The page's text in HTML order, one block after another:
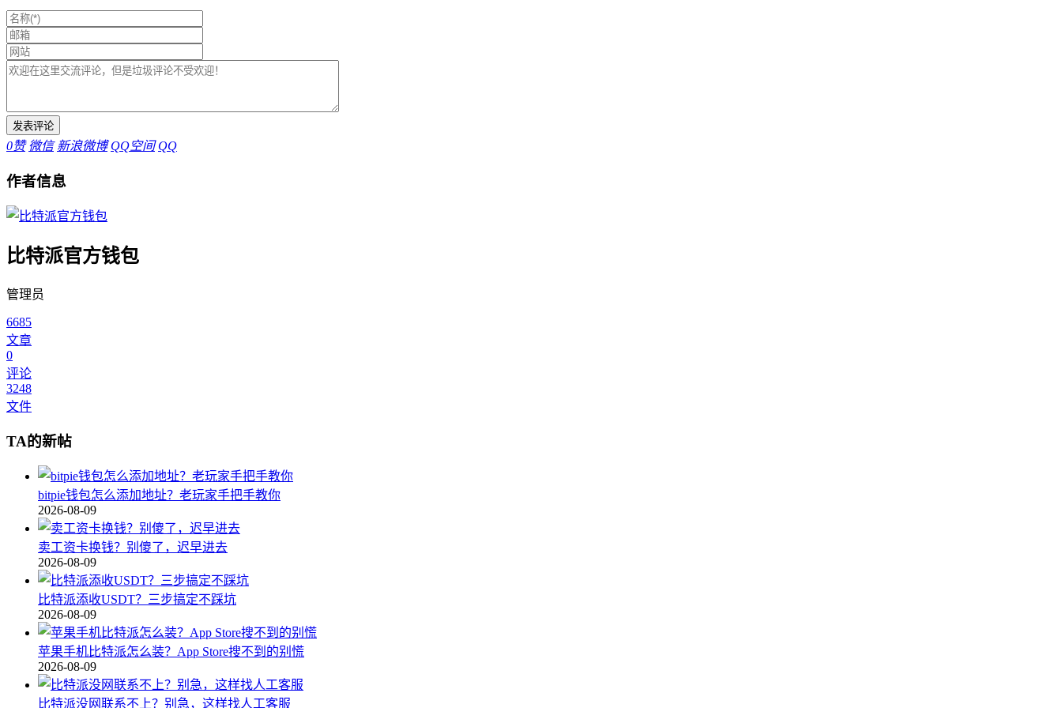
0赞 微信 新浪微博 QQ空间 QQ
作者信息
比特派官方钱包
管理员
6685
文章
0
评论
3248
文件
TA的新帖
bitpie钱包怎么添加地址？老玩家手把手教你
2026-08-09
卖工资卡换钱？别傻了，迟早进去
2026-08-09
比特派添收USDT？三步搞定不踩坑
2026-08-09
苹果手机比特派怎么装？App Store搜不到的别慌
2026-08-09
比特派没网联系不上？别急，这样找人工客服